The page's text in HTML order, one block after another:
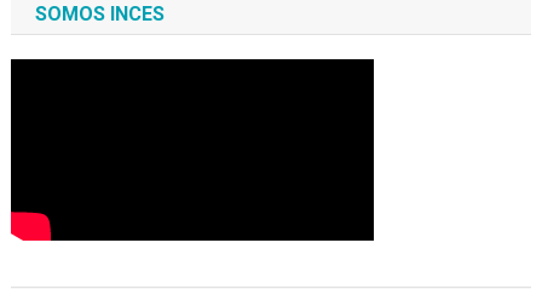
SOMOS INCES